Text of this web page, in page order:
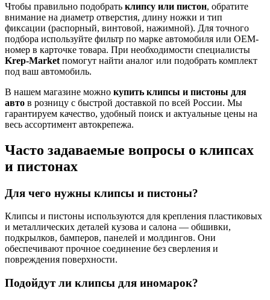
Чтобы правильно подобрать клипсу или пистон, обратите
внимание на диаметр отверстия, длину ножки и тип
фиксации (распорный, винтовой, нажимной). Для точного
подбора используйте фильтр по марке автомобиля или OEM-
номер в карточке товара. При необходимости специалисты
Krep-Market помогут найти аналог или подобрать комплект
под ваш автомобиль.
В нашем магазине можно купить клипсы и пистоны для
авто в розницу с быстрой доставкой по всей России. Мы
гарантируем качество, удобный поиск и актуальные цены на
весь ассортимент автокрепежа.
Часто задаваемые вопросы о клипсах
и пистонах
Для чего нужны клипсы и пистоны?
Клипсы и пистоны используются для крепления пластиковых
и металлических деталей кузова и салона — обшивки,
подкрылков, бамперов, панелей и молдингов. Они
обеспечивают прочное соединение без сверления и
повреждения поверхности.
Подойдут ли клипсы для иномарок?